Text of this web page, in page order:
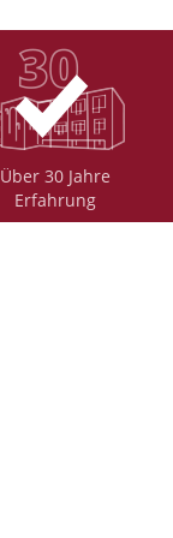
Über 30 Jahre
Erfahrung